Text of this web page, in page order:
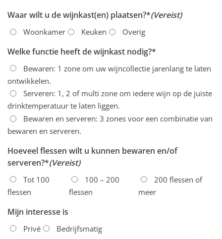
Waar wilt u de wijnkast(en) plaatsen?*(Vereist)
Woonkamer Keuken Overig
Welke functie heeft de wijnkast nodig?*
Bewaren: 1 zone om uw wijncollectie jarenlang te laten
ontwikkelen.
Serveren: 1, 2 of multi zone om iedere wijn op de juiste
drinktemperatuur te laten liggen.
Bewaren en serveren: 3 zones voor een combinatie van
bewaren en serveren.
Hoeveel flessen wilt u kunnen bewaren en/of
serveren?*(Vereist)
Tot 100
flessen
100 – 200
flessen
200 flessen of
meer
Mijn interesse is
Privé Bedrijfsmatig